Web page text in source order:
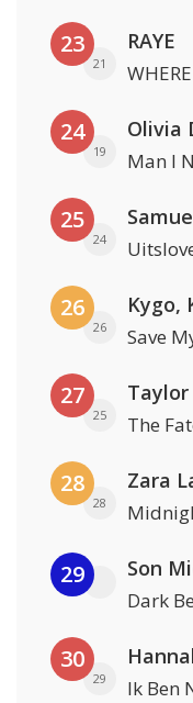
23
21
RAYE
24
19
Olivia
Man I
25
24
26
26
Kygo,
Save
27
25 The
28
28
Zara
29 Son
Dark
30
29 Ik Ben